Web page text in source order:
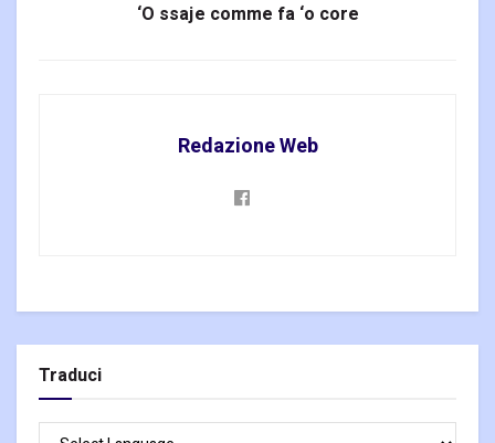
‘O ssaje comme fa ‘o core
Redazione Web
Traduci